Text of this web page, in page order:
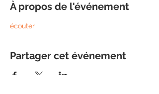
À propos de l'événement
écouter
Partager cet événement